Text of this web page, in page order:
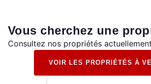
Vous cherchez une
Consultez nos propriétés
VOIR LES PROPRIÉTÉS À